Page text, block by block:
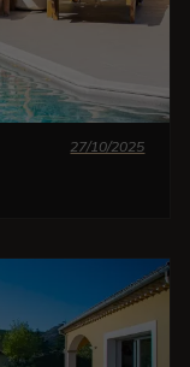
27/10/2025